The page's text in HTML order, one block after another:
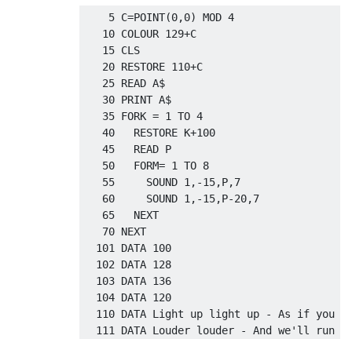
tempval.HighPart =
    tempval.LowPart = whenf.dwLowDateTime;
tempval.QuadPart += seconds *
whenf.dwHighDateTime =
    whenf.dwLowDateTime = tempval.LowPart;
    FileTimeToSystemTime(&whenf, &when);
sprintf(timestr, "%04hu-%02hu-
when.wYear, when.wMonth,
when.wHour, when.wMinute,
    5 C=POINT(0,0) MOD 4
   10 COLOUR 129+C
   15 CLS
   20 RESTORE 110+C
   25 READ A$
   30 PRINT A$
   35 FORK = 1 TO 4
   40   RESTORE K+100
   45   READ P
   50   FORM= 1 TO 8
   55     SOUND 1,-15,P,7
   60     SOUND 1,-15,P-20,7
   65   NEXT
   70 NEXT
  101 DATA 100
  102 DATA 128
  103 DATA 136
  104 DATA 120
110 DATA Light up light up - As if you
111 DATA Louder louder - And we'll run